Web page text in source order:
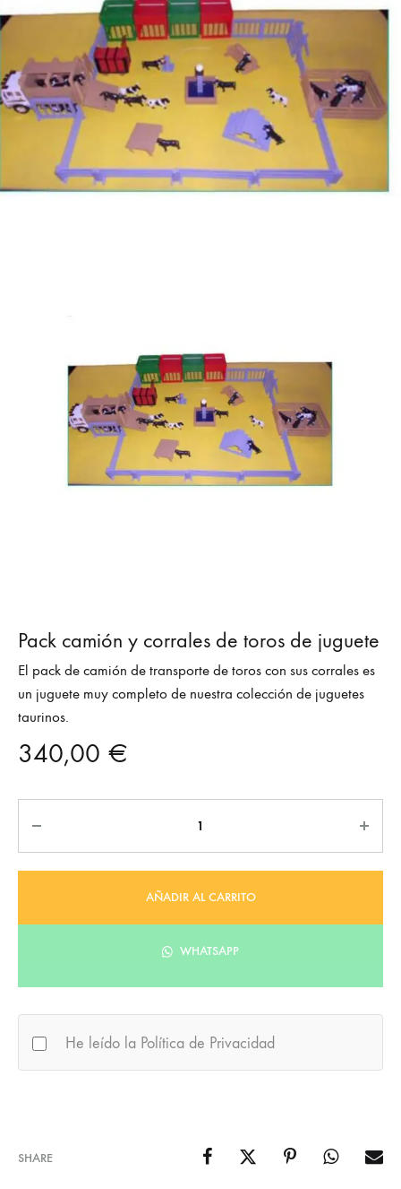
Pack camión y corrales de toros de juguete
El pack de camión de transporte de toros con sus corrales es
un juguete muy completo de nuestra colección de juguetes
taurinos.
340,00 €
AÑADIR AL CARRITO
WHATSAPP
He leído la Política de Privacidad
SHARE